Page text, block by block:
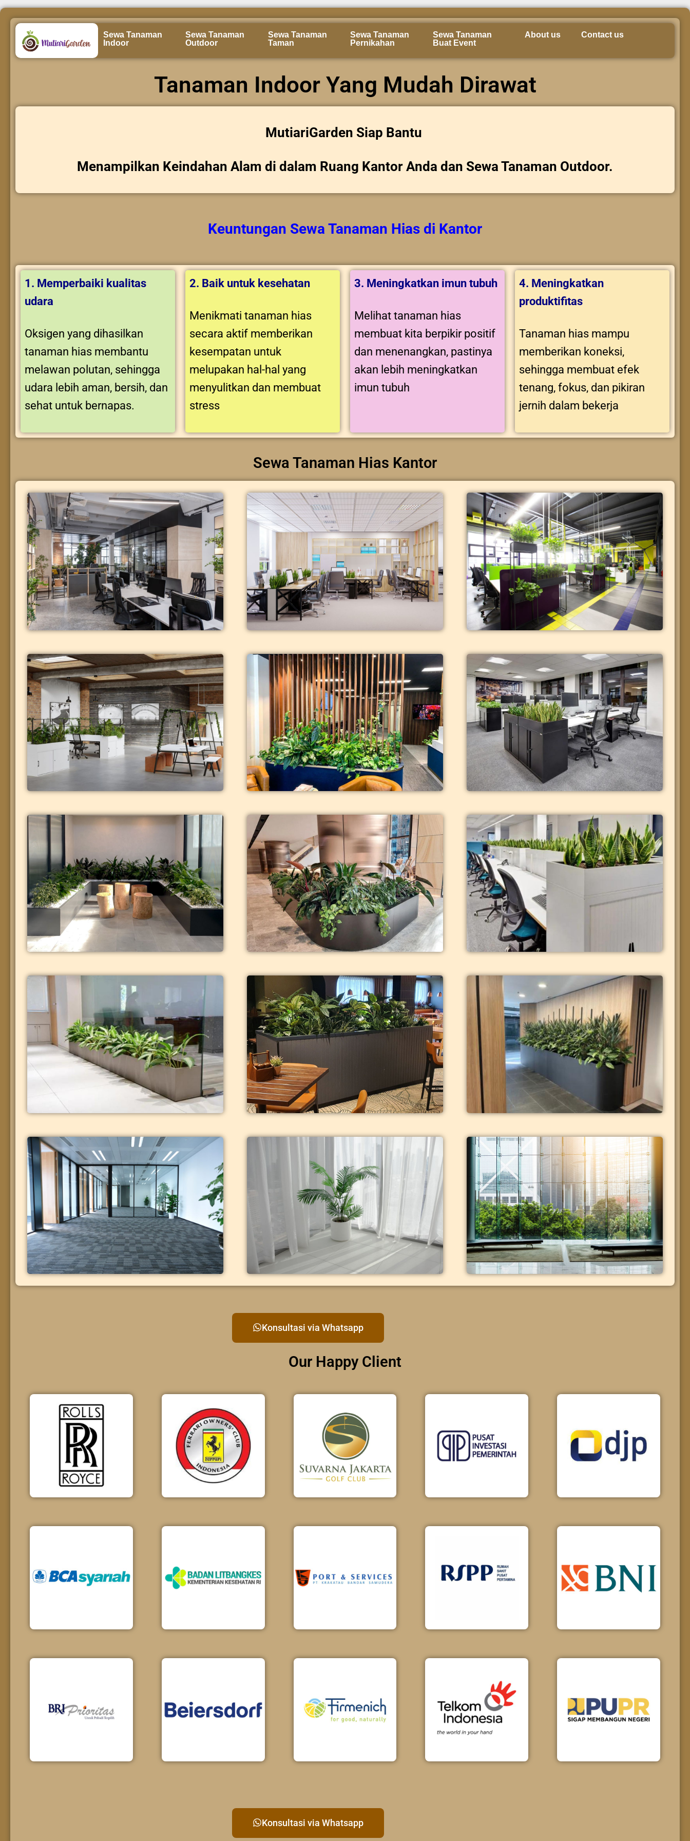
Sewa Tanaman
Indoor
Sewa Tanaman
Outdoor
Sewa Tanaman
Taman
Sewa Tanaman
Pernikahan
Sewa Tanaman
Buat Event
About us Contact us
Tanaman Indoor Yang Mudah Dirawat
MutiariGarden Siap Bantu
Menampilkan Keindahan Alam di dalam Ruang Kantor Anda dan Sewa Tanaman Outdoor.
Keuntungan Sewa Tanaman Hias di Kantor
1. Memperbaiki kualitas
udara
Oksigen yang dihasilkan
tanaman hias membantu
melawan polutan, sehingga
udara lebih aman, bersih, dan
sehat untuk bernapas.
2. Baik untuk kesehatan
Menikmati tanaman hias
secara aktif memberikan
kesempatan untuk
melupakan hal-hal yang
menyulitkan dan membuat
stress
3. Meningkatkan imun tubuh
Melihat tanaman hias
membuat kita berpikir positif
dan menenangkan, pastinya
akan lebih meningkatkan
imun tubuh
4. Meningkatkan
produktifitas
Tanaman hias mampu
memberikan koneksi,
sehingga membuat efek
tenang, fokus, dan pikiran
jernih dalam bekerja
Sewa Tanaman Hias Kantor
Konsultasi via Whatsapp
Our Happy Client
Konsultasi via Whatsapp